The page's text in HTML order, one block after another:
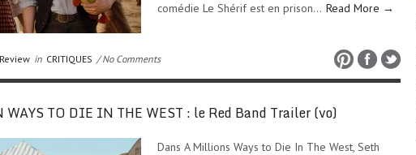
comédie Le Shérif est en prison… Read More →
in CRITIQUES / No Comments
TO DIE IN THE WEST : le Red Band Trailer (vo)
Dans A Millions Ways to Die In The West, Seth